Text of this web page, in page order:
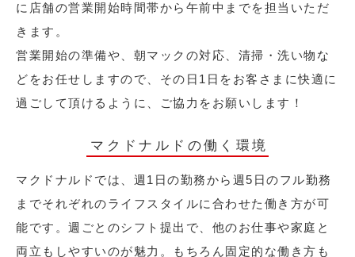
に店舗の営業開始時間帯から午前中までを担当いただ
きます。
営業開始の準備や、朝マックの対応、清掃・洗い物な
どをお任せしますので、その日1日をお客さまに快適に
過ごして頂けるように、ご協力をお願いします！
マクドナルドの働く環境
マクドナルドでは、週1日の勤務から週5日のフル勤務
までそれぞれのライフスタイルに合わせた働き方が可
能です。週ごとのシフト提出で、他のお仕事や家庭と
両立もしやすいのが魅力。もちろん固定的な働き方も